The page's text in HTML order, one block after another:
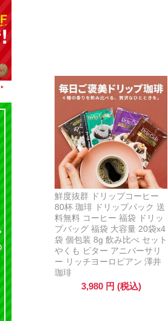
鮮度抜群 ドリップコーヒー
80杯 珈琲 ドリップパック 送
料無料 コーヒー 福袋 ドリッ
プバッグ 福袋 大容量 20袋x4
袋 個包装 8g 飲み比べ セット
やくも ビター アニバーサリ
ー リッチヨーロピアン 澤井
珈琲
3,980 円 (税込)